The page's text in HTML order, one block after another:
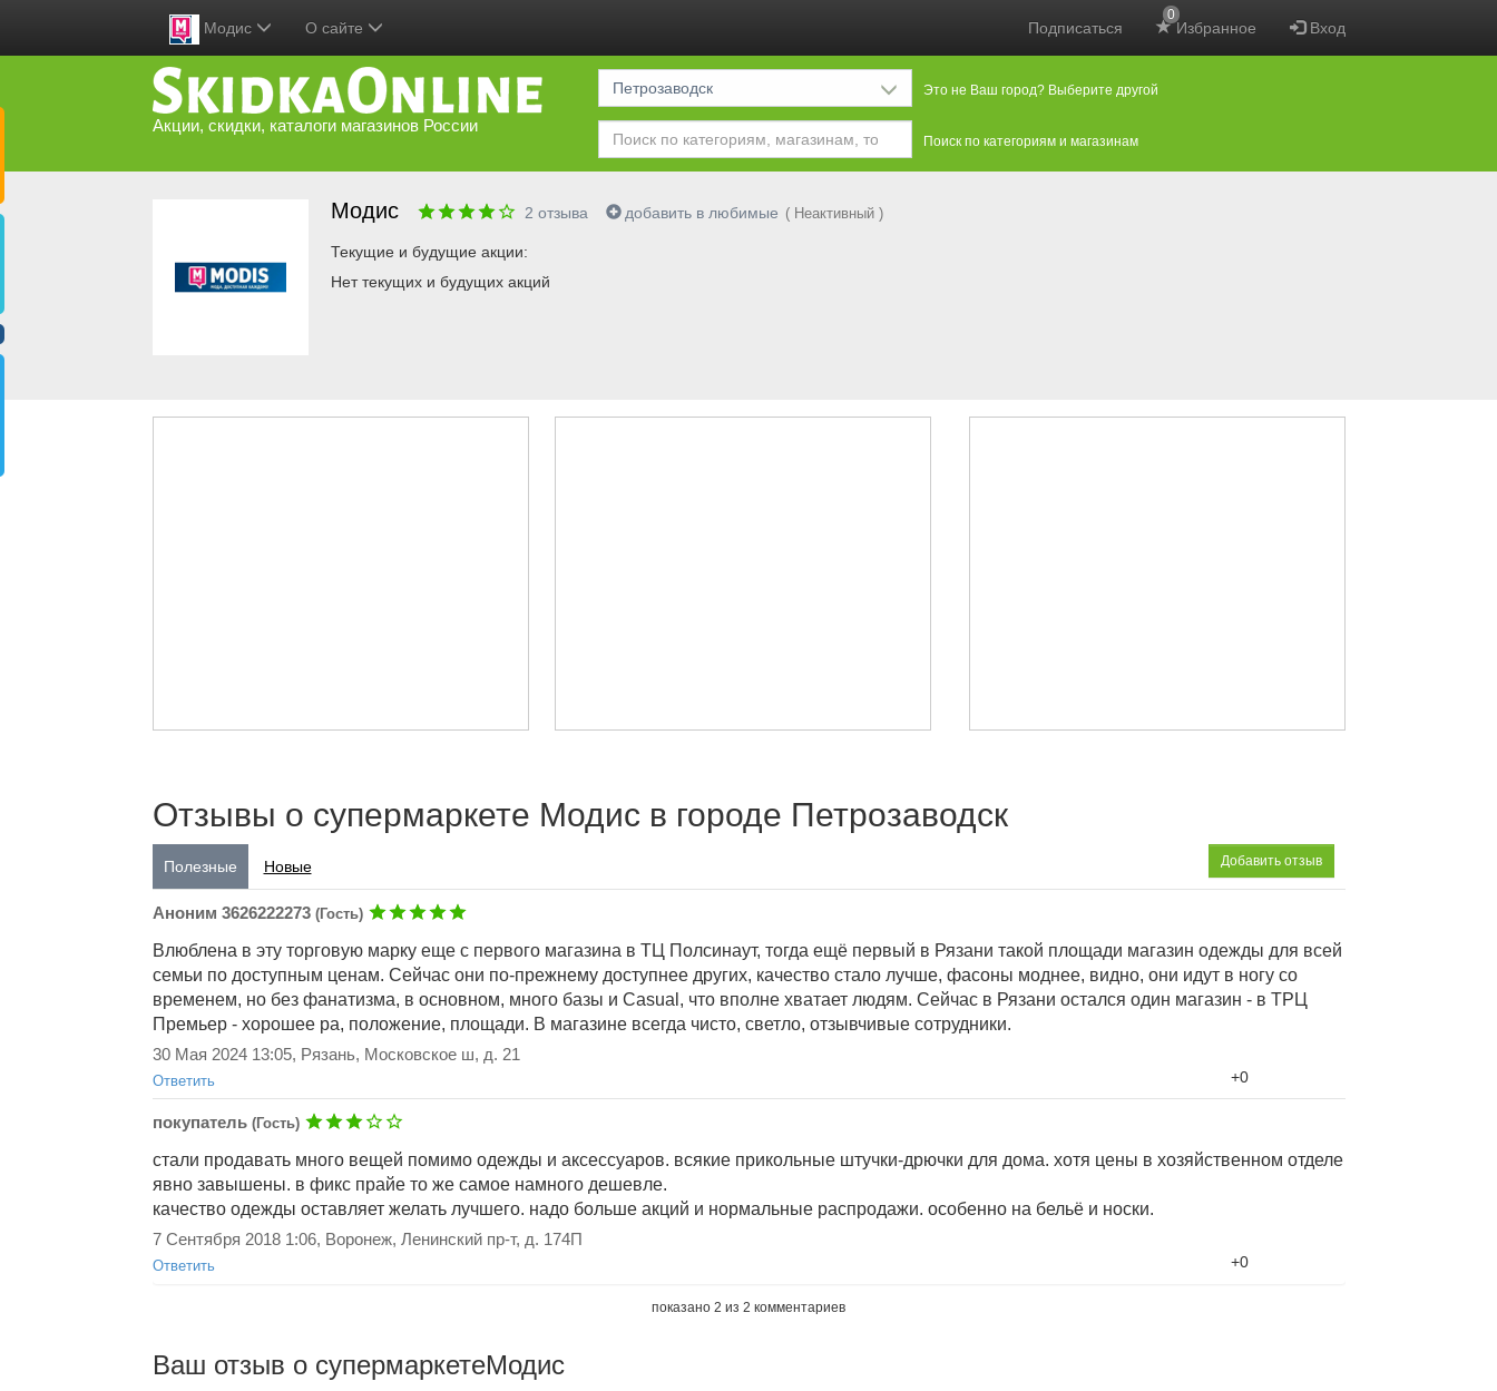
Подписаться Избранное
0
Вход
Модис О сайте
Акции, скидки, каталоги магазинов России
Петрозаводск Это не Ваш город? Выберите другой
Поиск по категориям и магазинам
Модис 2 отзыва добавить в любимые ( Неактивный )
Текущие и будущие акции:
Нет текущих и будущих акций
Отзывы о супермаркете Модис в городе Петрозаводск
Добавить отзыв
Полезные Новые
Аноним 3626222273 (Гость)
Влюблена в эту торговую марку еще с первого магазина в ТЦ Полсинаут, тогда ещё первый в Рязани такой площади магазин одежды для всей
семьи по доступным ценам. Сейчас они по-прежнему доступнее других, качество стало лучше, фасоны моднее, видно, они идут в ногу со
временем, но без фанатизма, в основном, много базы и Casual, что вполне хватает людям. Сейчас в Рязани остался один магазин - в ТРЦ
Премьер - хорошее ра, положение, площади. В магазине всегда чисто, светло, отзывчивые сотрудники.
30 Мая 2024 13:05, Рязань, Московское ш, д. 21
Ответить +0
покупатель (Гость)
стали продавать много вещей помимо одежды и аксессуаров. всякие прикольные штучки-дрючки для дома. хотя цены в хозяйственном отделе
явно завышены. в фикс прайе то же самое намного дешевле.
качество одежды оставляет желать лучшего. надо больше акций и нормальные распродажи. особенно на бельё и носки.
7 Сентября 2018 1:06, Воронеж, Ленинский пр-т, д. 174П
Ответить +0
показано 2 из 2 комментариев
Ваш отзыв о супермаркетеМодис